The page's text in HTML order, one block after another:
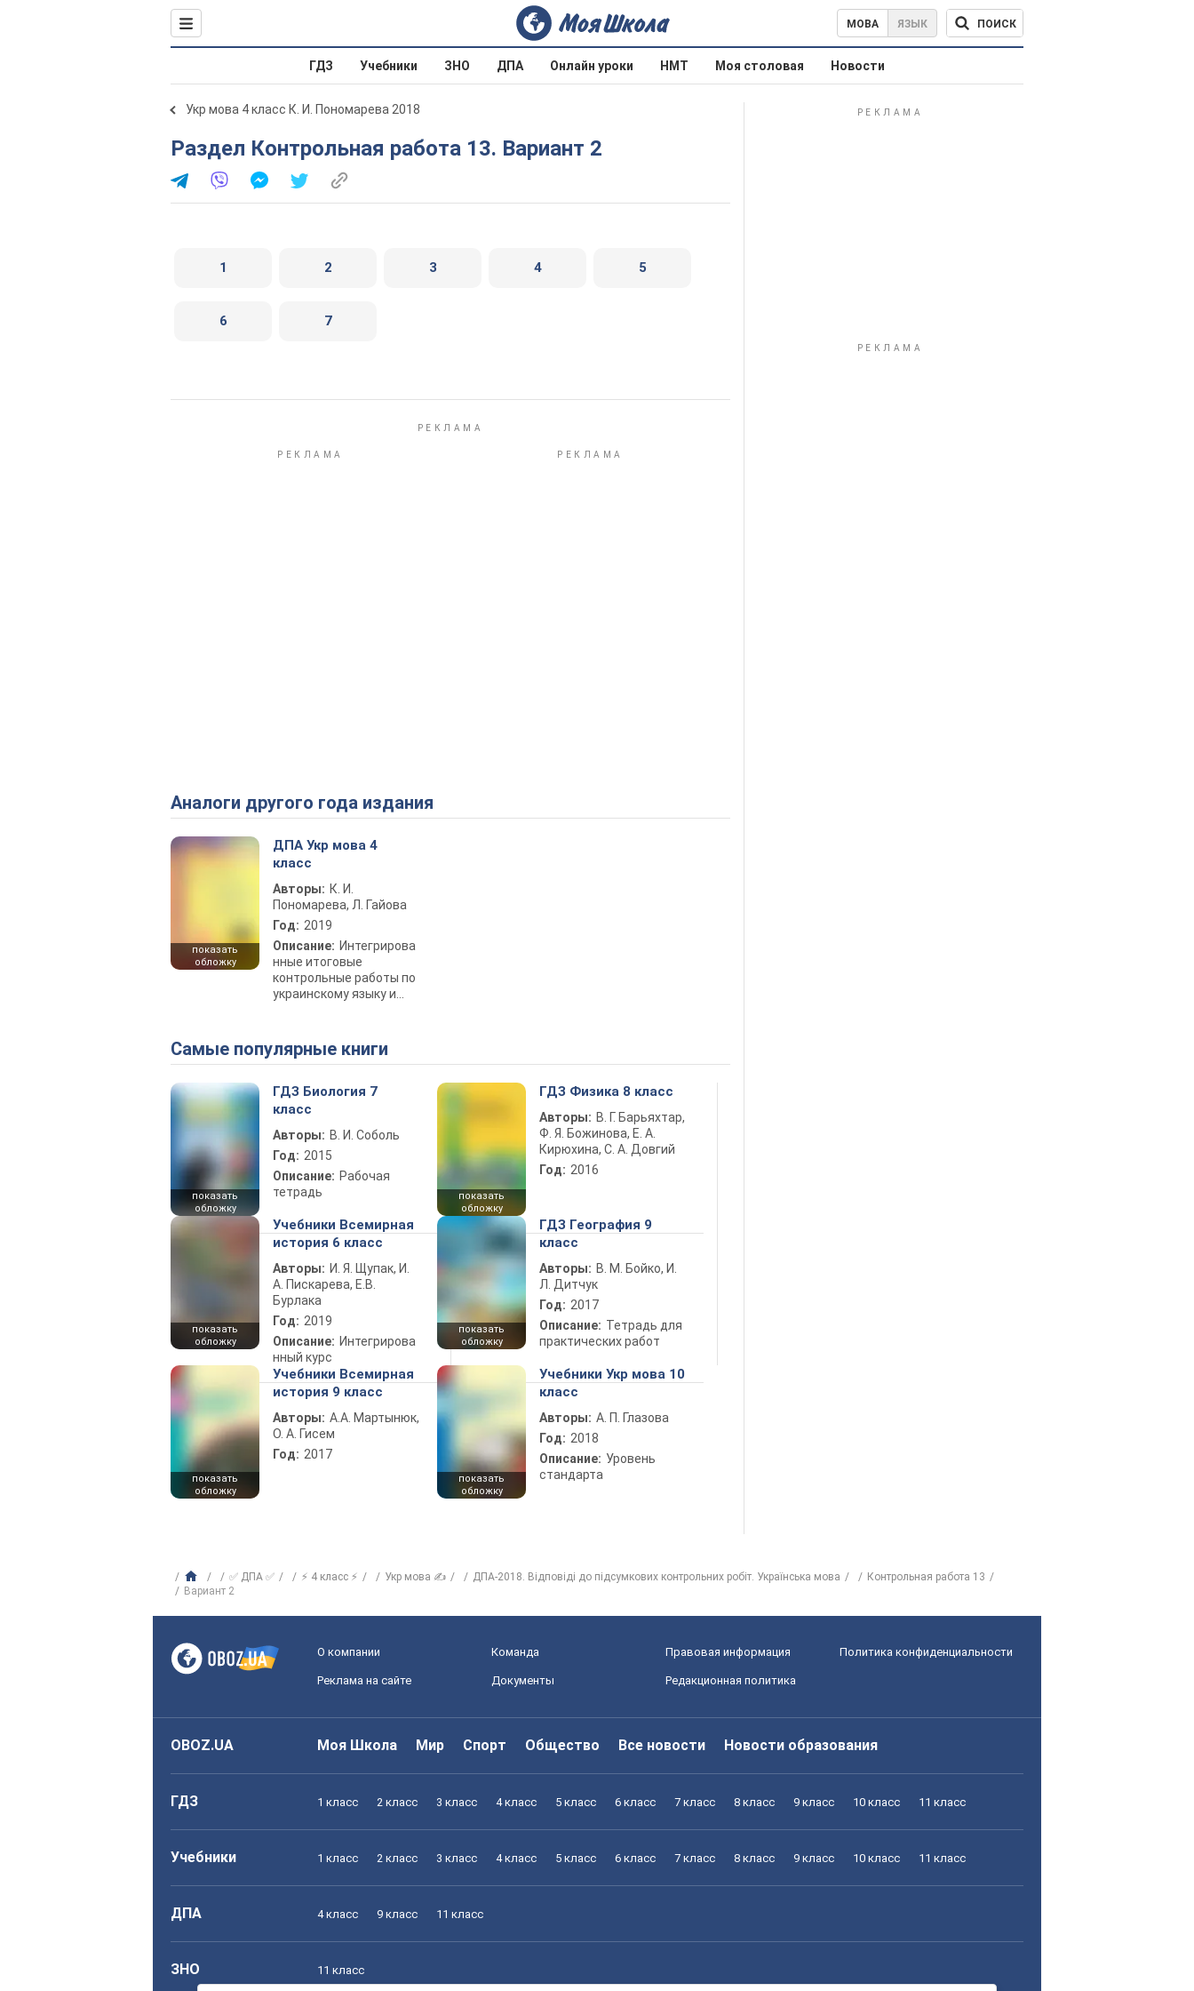
МОВА ЯЗЫК ПОИСК
ГДЗ Учебники ЗНО ДПА Онлайн уроки НМТ Моя столовая Новости
Укр мова 4 класс К. И. Пономарева 2018
Раздел Контрольная работа 13. Вариант 2
1 2 3 4 5
6 7
Аналоги другого года издания
показать
обложку
ДПА Укр мова 4
класс
Авторы: К. И.
Пономарева, Л. Гайова
Год: 2019
Описание: Интегрирова
нные итоговые
контрольные работы по
украинскому языку и
Самые популярные книги
показать
обложку
ГДЗ Биология 7
класс
Авторы: В. И. Соболь
Год: 2015
Описание: Рабочая
тетрадь
показать
обложку
ГДЗ Физика 8 класс
Авторы: В. Г. Барьяхтар,
Ф. Я. Божинова, Е. А.
Кирюхина, С. А. Довгий
Год: 2016
показать
обложку
Учебники Всемирная
история 6 класс
Авторы: И. Я. Щупак, И.
А. Пискарева, Е.В.
Бурлака
Год: 2019
Описание: Интегрирова
нный курс
показать
обложку
ГДЗ География 9
класс
Авторы: В. М. Бойко, И.
Л. Дитчук
Год: 2017
Описание: Тетрадь для
практических работ
показать
обложку
Учебники Всемирная
история 9 класс
Авторы: А.А. Мартынюк,
О. А. Гисем
Год: 2017
показать
обложку
Учебники Укр мова 10
класс
Авторы: А. П. Глазова
Год: 2018
Описание: Уровень
стандарта
✅ ДПА ✅ ⚡ 4 класс ⚡ Укр мова ✍ ДПА-2018. Відповіді до підсумкових контрольних робіт. Українська мова
Контрольная работа 13
Вариант 2
О компании Команда Правовая информация Политика конфиденциальности
Реклама на сайте Документы Редакционная политика
OBOZ.UA Моя Школа Мир Спорт Общество Все новости Новости образования
ГДЗ 1 класс 2 класс 3 класс 4 класс 5 класс 6 класс 7 класс 8 класс 9 класс 10 класс 11 класс
Учебники 1 класс 2 класс 3 класс 4 класс 5 класс 6 класс 7 класс 8 класс 9 класс 10 класс 11 класс
ДПА 4 класс 9 класс 11 класс
ЗНО 11 класс